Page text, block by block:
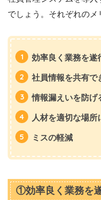
でしょう。それぞれのメ
効率良く業務を遂
社員情報を共有で
情報漏えいを防げ
人材を適切な場所
ミスの軽減
①効率良く業務を